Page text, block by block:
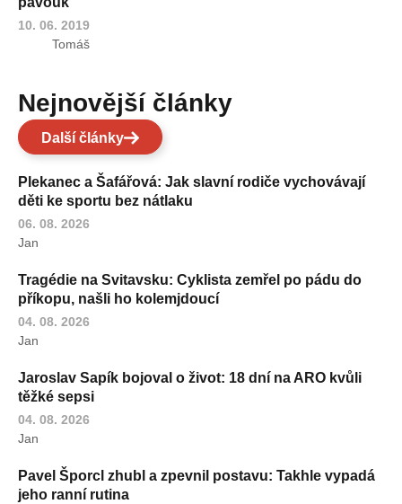
10. 06. 2019
Tomáš
Nejnovější články
Další články
Plekanec a Šafářová: Jak slavní rodiče vychovávají
děti ke sportu bez nátlaku
06. 08. 2026
Jan
Tragédie na Svitavsku: Cyklista zemřel po pádu do
příkopu, našli ho kolemjdoucí
04. 08. 2026
Jan
Jaroslav Sapík bojoval o život: 18 dní na ARO kvůli
těžké sepsi
04. 08. 2026
Jan
Pavel Šporcl zhubl a zpevnil postavu: Takhle vypadá
jeho ranní rutina